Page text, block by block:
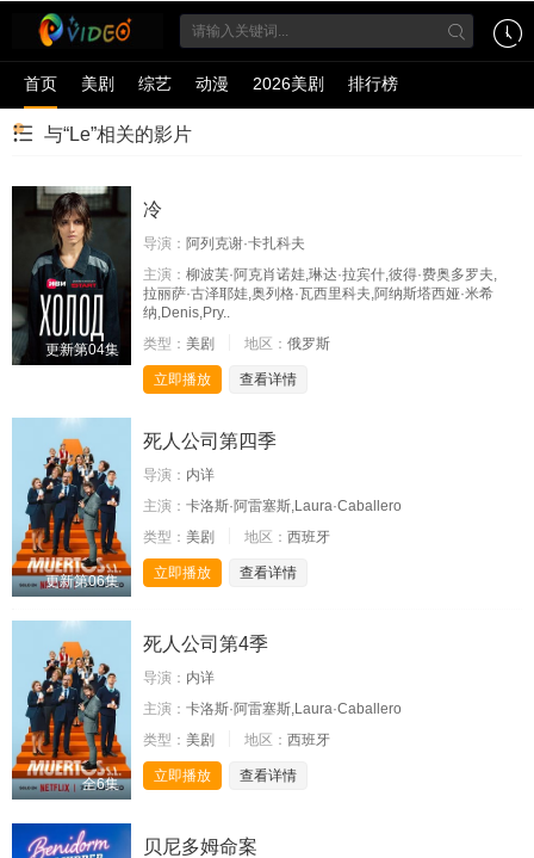
首页 美剧 综艺 动漫 2026美剧 排行榜
与“Le”相关的影片
更新第04集
冷
导演： 阿列克谢·卡扎科夫
主演： 柳波芙·阿克肖诺娃,琳达·拉宾什,彼得·费奥多罗夫,
拉丽萨·古泽耶娃,奥列格·瓦西里科夫,阿纳斯塔西娅·米希
纳,Denis,Pry..
类型： 美剧 地区： 俄罗斯
立即播放 查看详情
更新第06集
死人公司第四季
导演： 内详
主演： 卡洛斯·阿雷塞斯,Laura·Caballero
类型： 美剧 地区： 西班牙
立即播放 查看详情
全6集
死人公司第4季
导演： 内详
主演： 卡洛斯·阿雷塞斯,Laura·Caballero
类型： 美剧 地区： 西班牙
立即播放 查看详情
贝尼多姆命案